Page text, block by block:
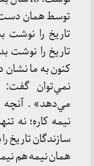
توسط همان دست
تاريخ را نوشت
تاريخ را نوشت
كنون به ما نشان
نمي‌توان گفت:
مي‌دهد» . آنچه
نيمه كاره؛ نه
سازندگان تاريخ
همان نيمه هم